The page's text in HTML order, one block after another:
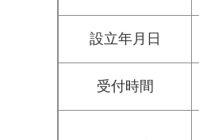
設立年月日
受付時間